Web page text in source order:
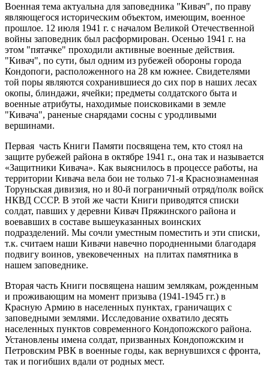
Военная тема актуальна для заповедника "Кивач", по праву
являющегося историческим объектом, имеющим, военное
прошлое. 12 июля 1941 г. с началом Великой Отечественной
войны заповедник был расформирован. Осенью 1941 г. на
этом "пятачке" проходили активные военные действия.
"Кивач", по сути, был одним из рубежей обороны города
Кондопоги, расположенного на 28 км южнее. Свидетелями
той поры являются сохранившиеся до сих пор в наших лесах
окопы, блиндажи, ячейки; предметы солдатского быта и
военные атрибуты, находимые поисковиками в земле
"Кивача", раненые снарядами сосны с уродливыми
вершинами.
Первая часть Книги Памяти посвящена тем, кто стоял на
защите рубежей района в октябре 1941 г., она так и называется
«Защитники Кивача». Как выяснилось в процессе работы, на
территории Кивача вела бои не только 71-я Краснознаменная
Торуньская дивизия, но и 80-й пограничный отряд/полк войск
НКВД СССР. В этой же части Книги приводятся списки
солдат, павших у деревни Кивач Пряжинского района и
воевавших в составе вышеуказанных воинских
подразделений. Мы сочли уместным поместить и эти списки,
т.к. считаем наши Кивачи навечно породненными благодаря
подвигу воинов, увековеченных на плитах памятника в
нашем заповеднике.
Вторая часть Книги посвящена нашим землякам, рожденным
и проживающим на момент призыва (1941-1945 гг.) в
Красную Армию в населенных пунктах, граничащих с
заповедными землями. Исследование охватило десять
населенных пунктов современного Кондопожского района.
Установлены имена солдат, призванных Кондопожским и
Петровским РВК в военные годы, как вернувшихся с фронта,
так и погибших вдали от родных мест.